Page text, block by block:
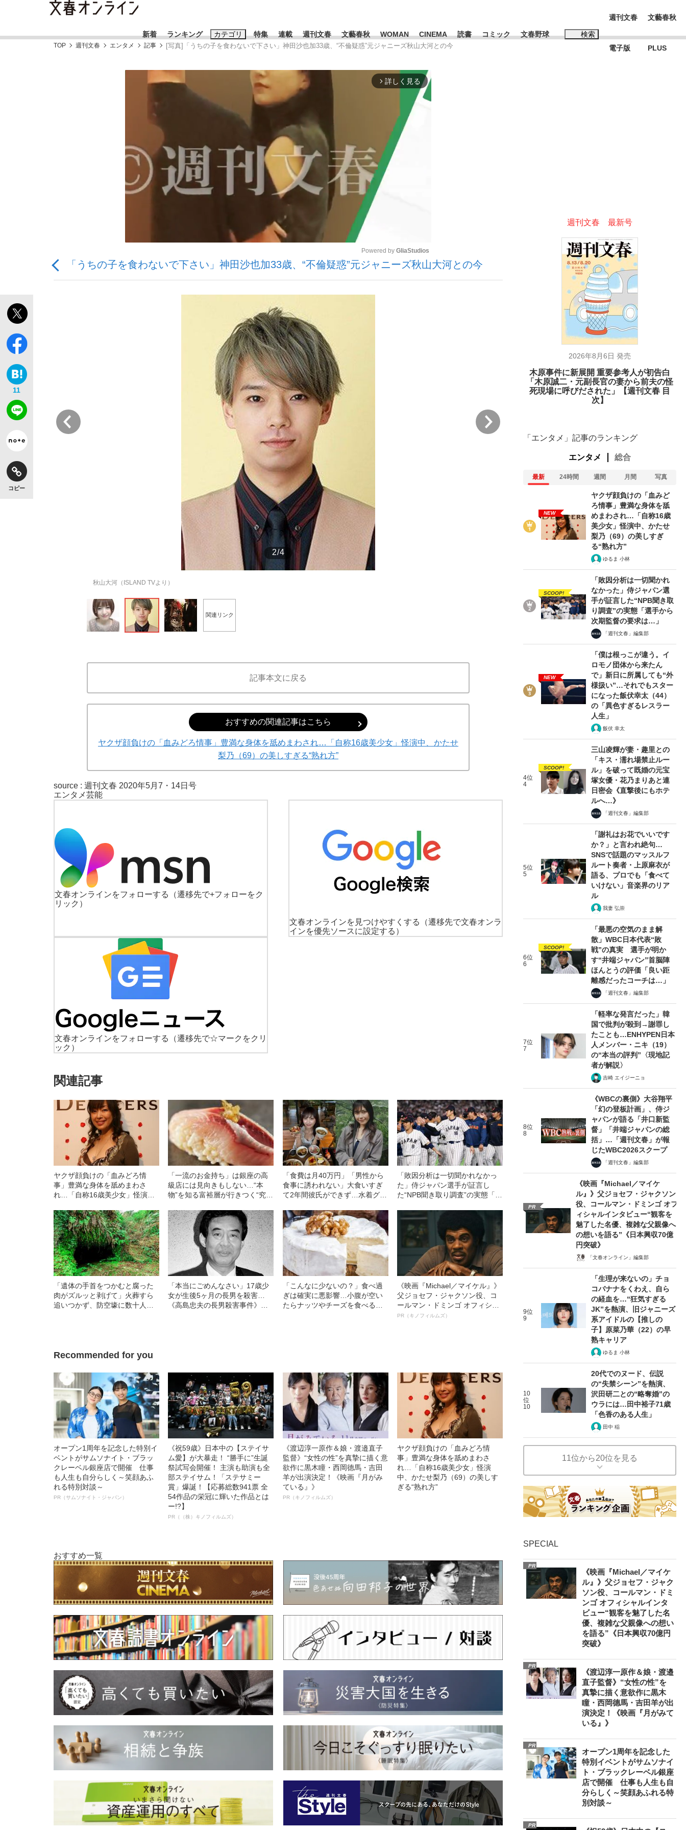
新着 ランキング カテゴリ
「90%は失敗する。でも…」本田圭佑が初めて明かした日本代表監督に... 「最悪の空気のまま解散」WBC日本代表“敗戦”の真実 選手が明かす...
「敗因分析は一切聞かれなかった」侍ジャパン選手が証言した“NPB聞... 「クマが悪者扱いされているのが悲しい」『北の国から』倉本聰氏（91...
「目標達成できなかったからと言って…」サッカー日本代表・森保一監督...
特集
終戦から81年
いまさら聞けない資産運用のすべて
連載 週刊文春 文藝春秋 WOMAN CINEMA 読書 コミック 文春野球 検索
おすすめのキーワードタグ一覧
#三山凌輝 #高市早苗 #後藤真希 #城彰二
週刊文春
電子版
文藝春秋
PLUS
TOP 週刊文春 エンタメ 記事 [写真]「うちの子を食わないで下さい」神田沙也加33歳、“不倫疑惑”元ジャニーズ秋山大河との今
arrow_forward_ios 詳しく見る
Mute
Powered by GliaStudios
「うちの子を食わないで下さい」神田沙也加33歳、“不倫疑惑”元ジャニーズ秋山大河との今
11
コピー
2/4
秋山大河（ISLAND TVより）
3/4
関連リンク
記事本文に戻る
おすすめの関連記事はこちら
ヤクザ顔負けの「血みどろ情事」豊満な身体を舐めまわされ…「自称16歳美少女」怪演中、かたせ
梨乃（69）の美しすぎる“熟れ方”
source : 週刊文春 2020年5月7・14日号
エンタメ芸能
文春オンラインをフォローする
（遷移先で+フォローをク
リック）
文春オンラインを見つけやすくする
（遷移先で文春オンラ
インを優先ソースに設定する）
文春オンラインをフォローする
（遷移先で☆マークをクリ
ック）
関連記事
ヤクザ顔負けの「血みどろ情
事」豊満な身体を舐めまわさ
れ…「自称16歳美少女」怪演
ぎる“熟れ方”
「一流のお金持ち」は銀座の高
級店には見向きもしない…“本
物”を知る富裕層が行きつく“究極
「食費は月40万円」「男性から
食事に誘われない」大食いすぎ
て2年間彼氏ができず…水着グラ
女子（24）が語る、驚愕の食生
活
「敗因分析は一切聞かれなかっ
た」侍ジャパン選手が証言し
た“NPB聞き取り調査”の実態「選
「遺体の手首をつかむと腐った
肉がズルッと剥げて」火葬すら
追いつかず、防空壕に数十人
「本当にごめんなさい」17歳少
女が生後5ヶ月の長男を殺害…
《高島忠夫の長男殺害事件》夫
「こんなに少ないの？」食べ過
ぎは確実に悪影響…小腹が空い
たらナッツやチーズを食べる人
《映画『Michael／マイケル』》
父ジョセフ・ジャクソン役、コ
ールマン・ドミンゴ オフィシャ
ルインタビュー“観客を魅了した
PR（キノフィルムズ）
Recommended for you
オープン1周年を記念した特別イ
ベントがサムソナイト・ブラッ
クレーベル銀座店で開催 仕事
も人生も自分らしく～笑顔あふ
れる特別対談～
PR（サムソナイト・ジャパン）
《祝59歳》日本中の【ステイサ
ム愛】が大暴走！ “勝手に”生誕
祭試写会開催！ 主演も助演も全
部ステイサム！「ステサミー
賞」爆誕！【応募総数941票 全
54作品の栄冠に輝いた作品とは
ー!?】
PR（（株）キノフィルムズ）
《渡辺淳一原作＆娘・渡邉直子
監督》“女性の性”を真摯に描く意
欲作に黒木瞳・西岡德馬・吉田
羊が出演決定！《映画『月がみ
ている』》
PR（キノフィルムズ）
ヤクザ顔負けの「血みどろ情
事」豊満な身体を舐めまわさ
れ…「自称16歳美少女」怪演
中、かたせ梨乃（69）の美しす
ぎる“熟れ方”
おすすめ一覧
週刊文春 最新号
2026年8月6日 発売
木原事件に新展開 重要参考人が初告白
「木原誠二・元副長官の妻から前夫の怪
死現場に呼びだされた」【週刊文春 目
次】
「エンタメ」記事のランキング
エンタメ 総合
最新 24時間 週間 月間 写真
NEW
ヤクザ顔負けの「血みど
ろ情事」豊満な身体を舐
めまわされ…「自称16歳
美少女」怪演中、かたせ
梨乃（69）の美しすぎ
る“熟れ方”
ゆるま 小林
SCOOP!
「敗因分析は一切聞かれ
なかった」侍ジャパン選
手が証言した“NPB聞き取
り調査”の実態「選手から
次期監督の要求は…」
「週刊文春」編集部
NEW
「僕は根っこが違う。イ
ロモノ団体から来たん
で」新日に所属しても“外
様扱い”…それでもスター
になった飯伏幸太（44）
の「異色すぎるレスラー
人生」
飯伏 幸太
4位
4
SCOOP!
三山凌輝が妻・趣里との
「キス・濡れ場禁止ルー
ル」を破って既婚の元宝
塚女優・花乃まりあと連
日密会《直撃後にもホテ
ルへ…》
「週刊文春」編集部
5位
5
「謝礼はお花でいいです
か？」と言われ絶句…
SNSで話題のマッスルフ
ルート奏者・上原麻衣が
語る、プロでも「食べて
いけない」音楽界のリア
ル
我妻 弘崇
6位
6
SCOOP!
「最悪の空気のまま解
散」WBC日本代表“敗
戦”の真実 選手が明か
す“井端ジャパン”首脳陣
ほんとうの評価「良い距
離感だったコーチは…」
「週刊文春」編集部
7位
7
「軽率な発言だった」韓
国で批判が殺到→謝罪し
たことも…ENHYPEN日本
人メンバー・ニキ（19）
の“本当の評判”〈現地記
者が解説〉
吉崎 エイジーニョ
8位
8
《WBCの裏側》大谷翔平
「幻の登板計画」、侍ジ
ャパンが語る「井口新監
督」「井端ジャパンの総
括」…「週刊文春」が報
じたWBC2026スクープ
「週刊文春」編集部
PR
《映画『Michael／マイケ
ル』》父ジョセフ・ジャクソン
役、コールマン・ドミンゴ オフ
ィシャルインタビュー“観客を
魅了した名優、複雑な父親像へ
の想いを語る”《日本興収70億
円突破》
「文春オンライン」編集部
9位
9
「生理が来ないの」チョ
コバナナをくわえ、自ら
の経血を…“狂気すぎる
JK”を熱演、旧ジャニーズ
系アイドルの【推しの
子】原菜乃華（22）の早
熟キャリア
ゆるま 小林
10
位
10
20代でのヌード、伝説
の“失禁シーン”を熱演、
沢田研二との“略奪婚”の
ウラには…田中裕子71歳
「色香のある人生」
田中 稲
11位から20位を見る
SPECIAL
PR
《映画『Michael／マイケ
ル』》父ジョセフ・ジャク
ソン役、コールマン・ドミ
ンゴ オフィシャルインタ
ビュー“観客を魅了した名
優、複雑な父親像への想い
を語る”《日本興収70億円
突破》
PR
《渡辺淳一原作＆娘・渡邉
直子監督》“女性の性”を
真摯に描く意欲作に黒木
瞳・西岡德馬・吉田羊が出
演決定！《映画『月がみて
いる』》
PR
オープン1周年を記念した
特別イベントがサムソナイ
ト・ブラックレーベル銀座
店で開催 仕事も人生も自
分らしく～笑顔あふれる特
別対談～
PR